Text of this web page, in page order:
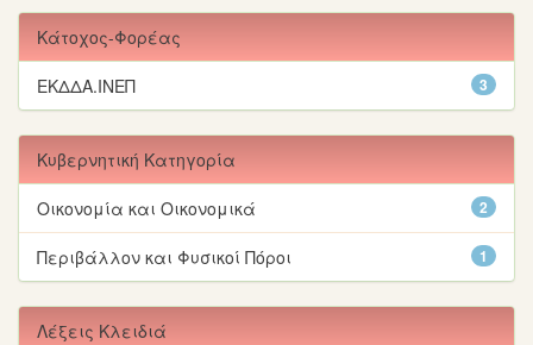
Κάτοχος-Φορέας
3
ΕΚΔΔΑ.ΙΝΕΠ
Κυβερνητική Κατηγορία
2
Οικονομία και Οικονομικά
1
Περιβάλλον και Φυσικοί Πόροι
Λέξεις Κλειδιά